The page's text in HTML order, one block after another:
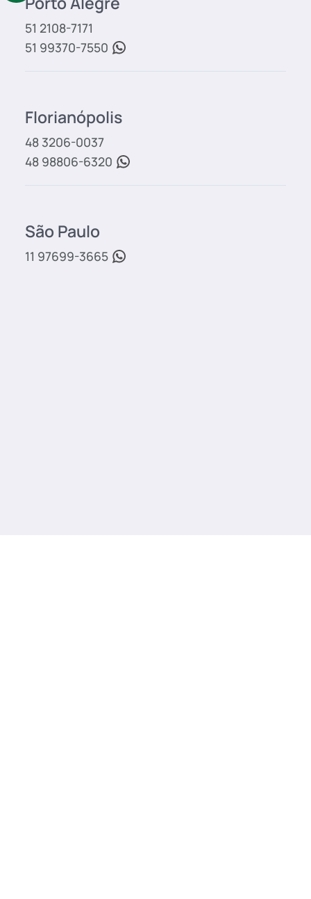
51 2108-7171
51 99370-7550
Florianópolis
48 3206-0037
48 98806-6320
São Paulo
11 97699-3665